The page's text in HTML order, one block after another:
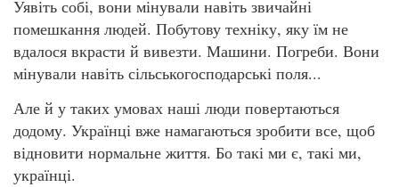
Уявіть собі, вони мінували навіть звичайні
помешкання людей. Побутову техніку, яку їм не
вдалося вкрасти й вивезти. Машини. Погреби. Вони
мінували навіть сільськогосподарські поля...
Але й у таких умовах наші люди повертаються
додому. Українці вже намагаються зробити все, щоб
відновити нормальне життя. Бо такі ми є, такі ми,
українці.